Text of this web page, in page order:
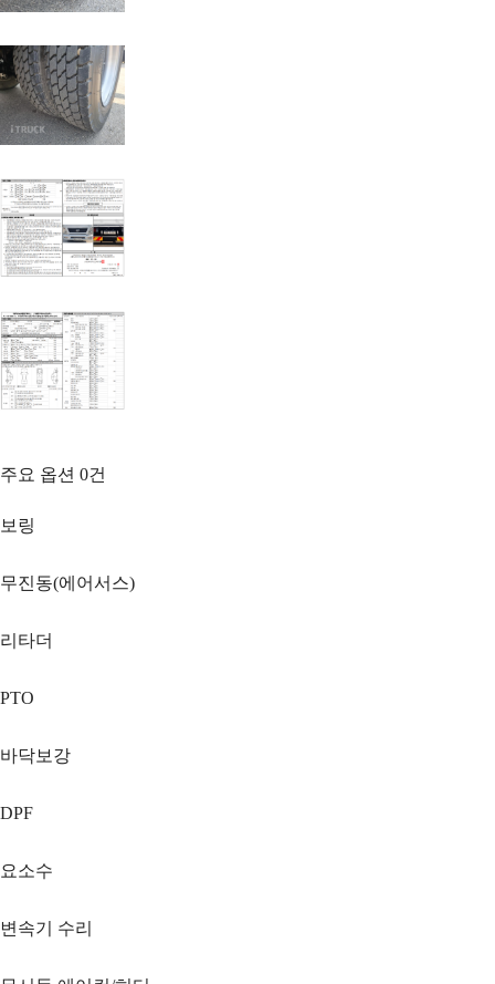
주요 옵션 0건
보링
무진동(에어서스)
리타더
PTO
바닥보강
DPF
요소수
변속기 수리